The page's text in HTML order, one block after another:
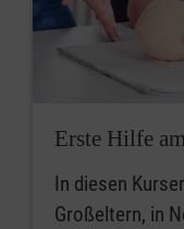
Erste Hilfe
In diesen
Großeltern, in